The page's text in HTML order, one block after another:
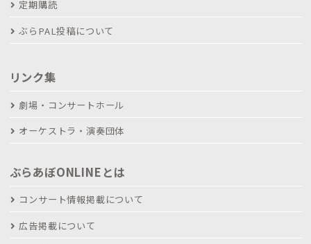
定期購読
ぶらPAL投稿について
リンク集
劇場・コンサートホール
オーケストラ・演奏団体
ぶらあぼONLINEとは
コンサート情報掲載について
広告掲載について